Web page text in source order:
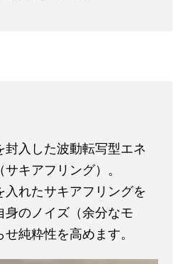
入した波動転写型エネ
キアフリング）。
入れたサキアフリングを
身のノイズ（余分なモ
純粋性を高めます。